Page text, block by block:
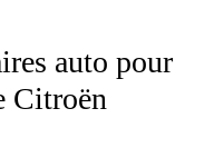
auto pour
Citroën